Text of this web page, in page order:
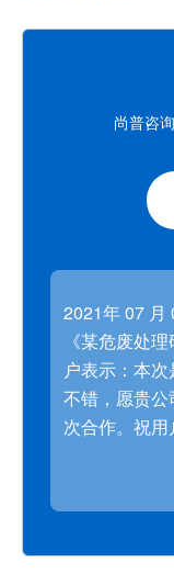
尚普咨
2021年 07 月
《某危废处
户表示：本
不错，愿贵
次合作。祝